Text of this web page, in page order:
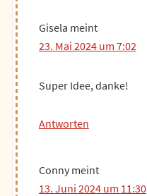
Gisela meint
23. Mai 2024 um 7:02
Super Idee, danke!
Antworten
Conny meint
13. Juni 2024 um 11:30